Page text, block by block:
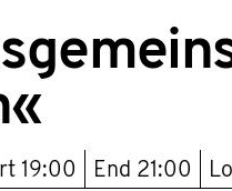
19:00 End 21:00